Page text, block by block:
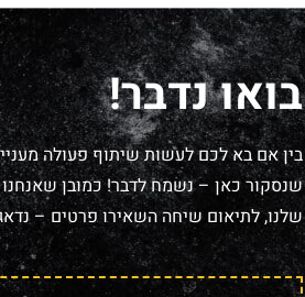
בואו נדבר!
בין אם בא לכם לעשות שיתוף פעולה
שנסקור כאן – נשמח לדבר! כמובן שאנחנו
שלנו, לתיאום שיחה השאירו פרטים –